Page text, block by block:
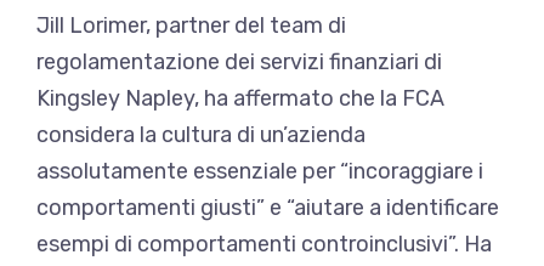
Jill Lorimer, partner del team di
regolamentazione dei servizi finanziari di
Kingsley Napley, ha affermato che la FCA
considera la cultura di un’azienda
assolutamente essenziale per “incoraggiare i
comportamenti giusti” e “aiutare a identificare
esempi di comportamenti controinclusivi”. Ha